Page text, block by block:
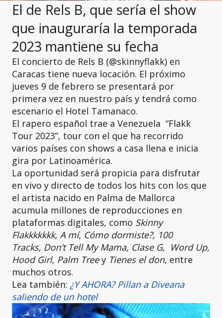
El de Rels B, que sería el show
que inauguraría la temporada
2023 mantiene su fecha
El concierto de Rels B (@skinnyflakk) en
Caracas tiene nueva locación. El próximo
jueves 9 de febrero se presentará por
primera vez en nuestro país y tendrá como
escenario el Hotel Tamanaco.
El rapero español trae a Venezuela “Flakk
Tour 2023”, tour con el que ha recorrido
varios países con shows a casa llena e inicia
gira por Latinoamérica.
La oportunidad será propicia para disfrutar
en vivo y directo de todos los hits con los que
el artista nacido en Palma de Mallorca
acumula millones de reproducciones en
plataformas digitales, como Skinny
Flakkkkkkk, A mí, Cómo dormiste?, 100
Tracks, Don’t Tell My Mama, Clase G, Word Up,
Hood Girl, Palm Treey Tienes el don, entre
muchos otros.
Lea también: ¿Y AHORA? Pillan a Diveana
saliendo de un hotel